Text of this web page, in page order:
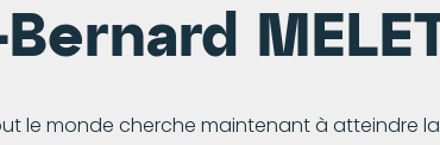
le monde cherche maintenant à atteindre